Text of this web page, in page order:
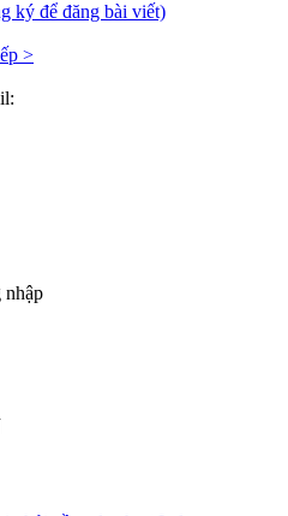
ký để đăng bài viết)
>
nhập